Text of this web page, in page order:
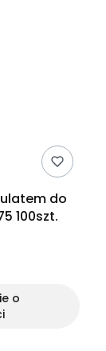
do
100szt.
o